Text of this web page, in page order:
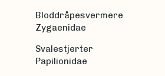
Bloddråpesvermere
Zygaenidae
Svalestjerter
Papilionidae